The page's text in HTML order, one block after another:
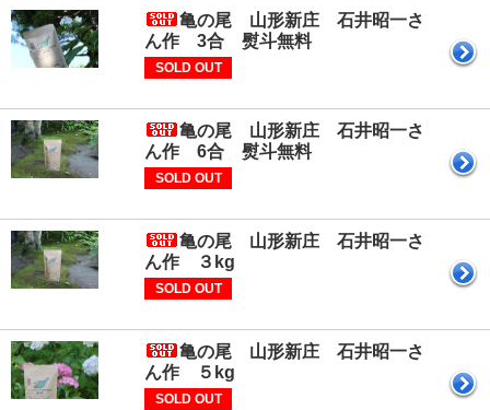
亀の尾 山形新庄 石井昭一さ
ん作 3合 熨斗無料
SOLD OUT
亀の尾 山形新庄 石井昭一さ
ん作 6合 熨斗無料
SOLD OUT
亀の尾 山形新庄 石井昭一さ
ん作 ３kg
SOLD OUT
亀の尾 山形新庄 石井昭一さ
ん作 ５kg
SOLD OUT